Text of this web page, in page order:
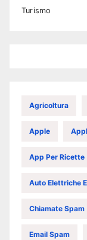
Turismo
Agricoltura
Apple
App Per Ricette
Auto Elettriche
Chiamate Spam
Email Spam